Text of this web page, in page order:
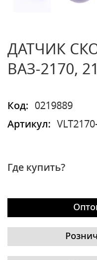
ДАТЧИК
ВАЗ-2170,
Код:
0219889
Артикул:
Где купить?